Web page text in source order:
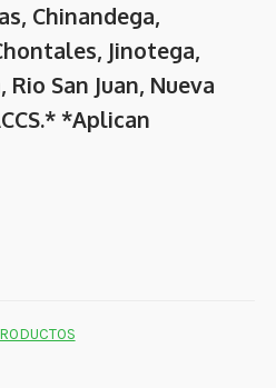
Chinandega,
Jinotega,
San Juan, Nueva
*Aplican